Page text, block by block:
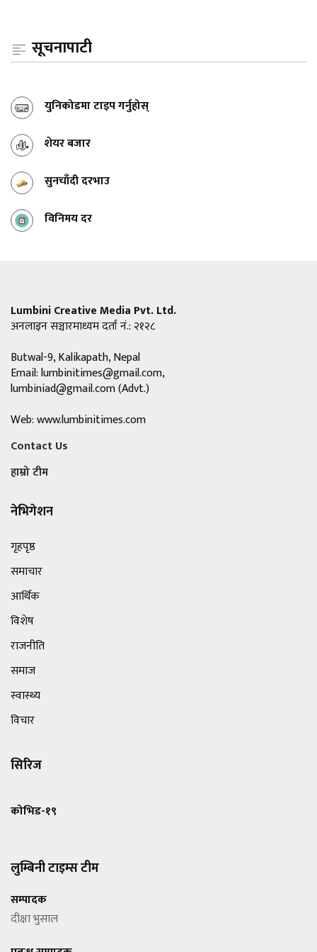
सूचनापाटी
युनिकोडमा टाइप गर्नुहोस्
शेयर बजार
सुनचाँदी दरभाउ
विनिमय दर
Lumbini Creative Media Pvt. Ltd.
अनलाइन सञ्चारमाध्यम दर्ता नं.: २१२८
Butwal-9, Kalikapath, Nepal
Email:lumbinitimes@gmail.com,
lumbiniad@gmail.com(Advt.)
Web: www.lumbinitimes.com
Contact Us
हाम्रो टीम
नेभिगेशन
गृहपृष्ठ
समाचार
आर्थिक
विशेष
राजनीति
समाज
स्वास्थ्य
विचार
सिरिज
कोभिड-१९
लुम्बिनी टाइम्स टीम
सम्पादक
दीक्षा भुसाल